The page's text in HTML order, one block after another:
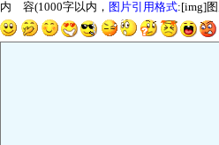
内 容(1000字以内， 图片引用格式:[img]